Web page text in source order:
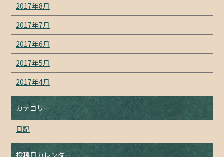
2017年8月
2017年7月
2017年6月
2017年5月
2017年4月
カテゴリー
日記
投稿日カレンダー